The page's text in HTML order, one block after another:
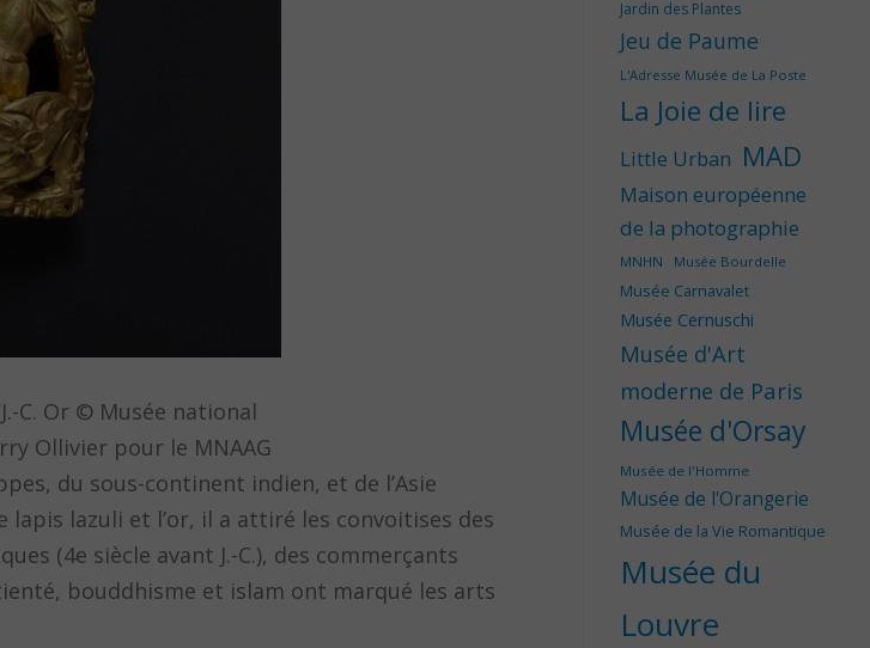
C. Or © Musée national
Ollivier pour le MNAAG
du sous-continent indien, et de l’Asie
lazuli et l’or, il a attiré les convoitises des
(4e siècle avant J.-C.), des commerçants
bouddhisme et islam ont marqué les arts
Jardin des Plantes
Jeu de Paume
L'Adresse Musée de La Poste
La Joie de lire
Little Urban MAD
Maison européenne
de la photographie
MNHN Musée Bourdelle
Musée Carnavalet
Musée Cernuschi
Musée d'Art
moderne de Paris
Musée d'Orsay
Musée de l'Homme
Musée de l'Orangerie
Musée de la Vie Romantique
Musée du
Louvre